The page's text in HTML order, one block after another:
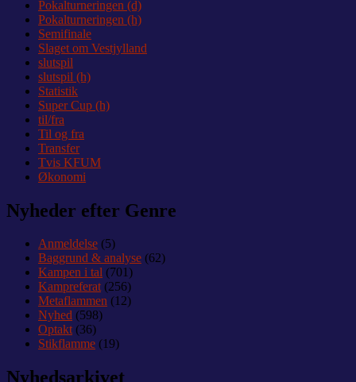
Pokalturneringen (d)
Pokalturneringen (h)
Semifinale
Slaget om Vestjylland
slutspil
slutspil (h)
Statistik
Super Cup (h)
til/fra
Til og fra
Transfer
Tvis KFUM
Økonomi
Nyheder efter Genre
Anmeldelse (5)
Baggrund & analyse (62)
Kampen i tal (701)
Kampreferat(256)
Metaflammen (12)
Nyhed (598)
Optakt(36)
Stikflamme (19)
Nyhedsarkivet